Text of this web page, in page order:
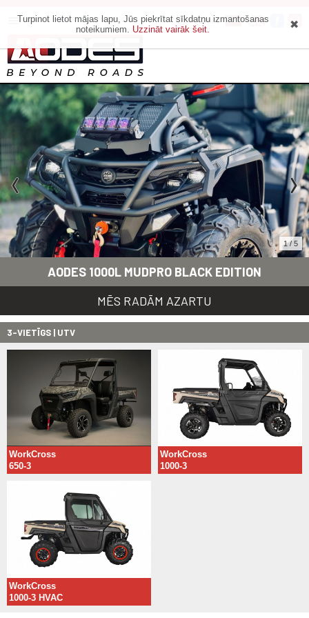
Motoveikals
1 / 5
AODES 1000L MUDPRO BLACK EDITION
MĒS RADĀM AZARTU
3-VIETĪGS | UTV
WorkCross
650-3
WorkCross
1000-3
WorkCross
1000-3 HVAC
Turpinot lietot mājas lapu, Jūs piekrītat sīkdatņu izmantošanas
noteikumiem. Uzzināt vairāk šeit.